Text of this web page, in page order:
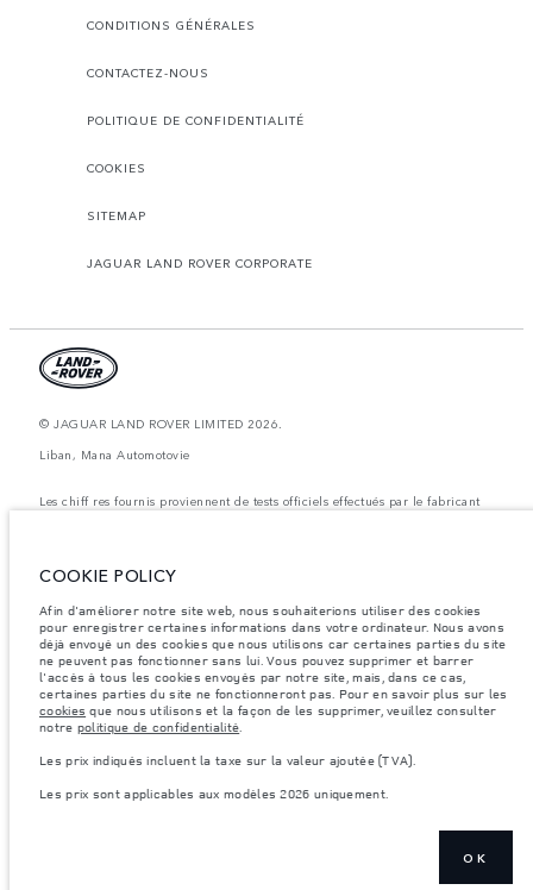
CONDITIONS GÉNÉRALES
CONTACTEZ-NOUS
POLITIQUE DE CONFIDENTIALITÉ
COOKIES
SITEMAP
JAGUAR LAND ROVER CORPORATE
© JAGUAR LAND ROVER LIMITED 2026.
Liban, Mana Automotovie
Les chiff res fournis proviennent de tests officiels effectués par le fabricant
configurateur peuvent varier d'un marché à l'autre et ne comprennent pas
la disponibilité et les prix.
Les poids indiqués correspondent à des spécifications de véhicule standard.
Les accessoires et autres éléments montés après le point de fabrication
affecteront la charge utile. Assurez-vous que le poids total en charge du
véhicule, les charges maximales par essieu et la charge utile ne sont pas
dépassés lorsque vous chargez des accessoires, des occupants, des liquides
et des carburants.
mondiale de semi-conducteurs affecte actuellement les spécifications de
construction. Cette situation s’avère très fluctuante, et par conséquent, les
COOKIE POLICY
Afin d'améliorer notre site web, nous souhaiterions utiliser des cookies
pour enregistrer certaines informations dans votre ordinateur. Nous avons
déjà envoyé un des cookies que nous utilisons car certaines parties du site
ne peuvent pas fonctionner sans lui. Vous pouvez supprimer et barrer
l'accès à tous les cookies envoyés par notre site, mais, dans ce cas,
certaines parties du site ne fonctionneront pas. Pour en savoir plus sur les
cookies que nous utilisons et la façon de les supprimer, veuillez consulter
notre politique de confidentialité.
Les prix indiqués incluent la taxe sur la valeur ajoutée (TVA).
Les prix sont applicables aux modèles 2026 uniquement.
OK